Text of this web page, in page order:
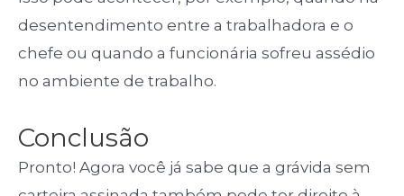
desentendimento entre a trabalhadora e o
chefe ou quando a funcionária sofreu assédio
no ambiente de trabalho.
Conclusão
Pronto! Agora você já sabe que a grávida sem